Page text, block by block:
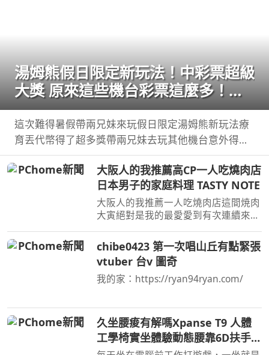
湯姆熊假日限定新玩法！中彩票超級
大獎 原來這些機台彩票這麼多！
【Bobo TV】
這次難得暑假帶兩兄妹來玩假日限定湯姆熊新玩法療
育丟代幣得了超多獎帶兩兄妹去玩其他機台意外得到
超多彩票！ 我們的蹦蹦 ...
大阪人的我推薦高CP一人吃燒肉店
日本男子的家庭料理 TASTY NOTE
大阪人的我推薦一人吃燒肉店這間焼肉
大寅絕對是我的最愛愛到有次連續來吃
午5 ...
chibe0423 第一次唱山丘有點緊張
vtuber 台v 圖奇
我的家：https://ryan94ryan.com/
久坐腰痠有解嗎Xpanse T9 人體
工學椅實坐體驗動態腰靠6D扶手